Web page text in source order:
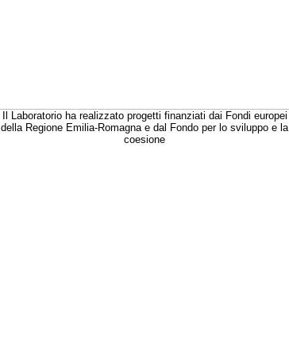
Il Laboratorio ha realizzato progetti finanziati dai Fondi europei
della Regione Emilia-Romagna e dal Fondo per lo sviluppo e la
coesione